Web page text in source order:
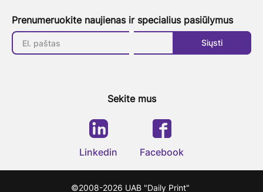
Prenumeruokite naujienas ir specialius pasiūlymus
Siųsti
Sekite mus
Linkedin Facebook
©2008-2026 UAB "Daily Print"